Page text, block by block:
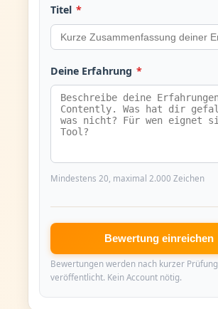
Titel *
Deine Erfahrung *
Mindestens 20, maximal 2.000 Zeichen
Bewertung einreichen
Bewertungen werden nach kurzer Prüfung
veröffentlicht. Kein Account nötig.